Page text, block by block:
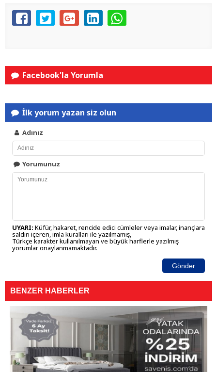
Facebook'la Yorumla
İlk yorum yazan siz olun
Adınız
Yorumunuz
UYARI: Küfür, hakaret, rencide edici cümleler veya imalar, inançlara
saldırı içeren, imla kuralları ile yazılmamış,
Türkçe karakter kullanılmayan ve büyük harflerle yazılmış
yorumlar onaylanmamaktadır.
Gönder
BENZER HABERLER